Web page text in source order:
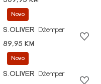
Novo
S.OLIVER
Džemper
89,95 KM
Novo
S.OLIVER
Džemper